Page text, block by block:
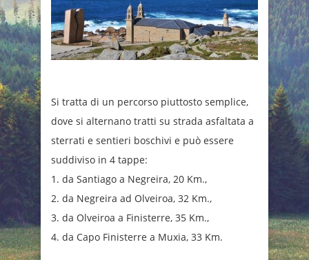
Si tratta di un percorso piuttosto semplice,
dove si alternano tratti su strada asfaltata a
sterrati e sentieri boschivi e può essere
suddiviso in 4 tappe:
1. da Santiago a Negreira, 20 Km.,
2. da Negreira ad Olveiroa, 32 Km.,
3. da Olveiroa a Finisterre, 35 Km.,
4. da Capo Finisterre a Muxia, 33 Km.